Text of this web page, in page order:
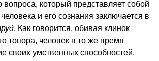
который представляет собой
и его сознания заключается в
. Как говорится, обивая клинок
топора, человек в то же время
своих умственных способностей.